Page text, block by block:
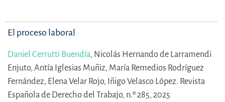
El proceso laboral
Daniel Cerrutti Buendía, Nicolás Hernando de Larramendi
Enjuto, Antía Iglesias Muñiz, María Remedios Rodríguez
Fernández, Elena Velar Rojo, Iñigo Velasco López. Revista
Española de Derecho del Trabajo, n.º 285, 2025